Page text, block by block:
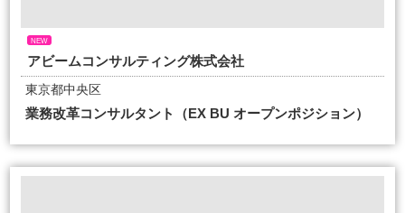
NEW
アビームコンサルティング株式会社
東京都中央区
業務改革コンサルタント（EX BU オープンポジション）